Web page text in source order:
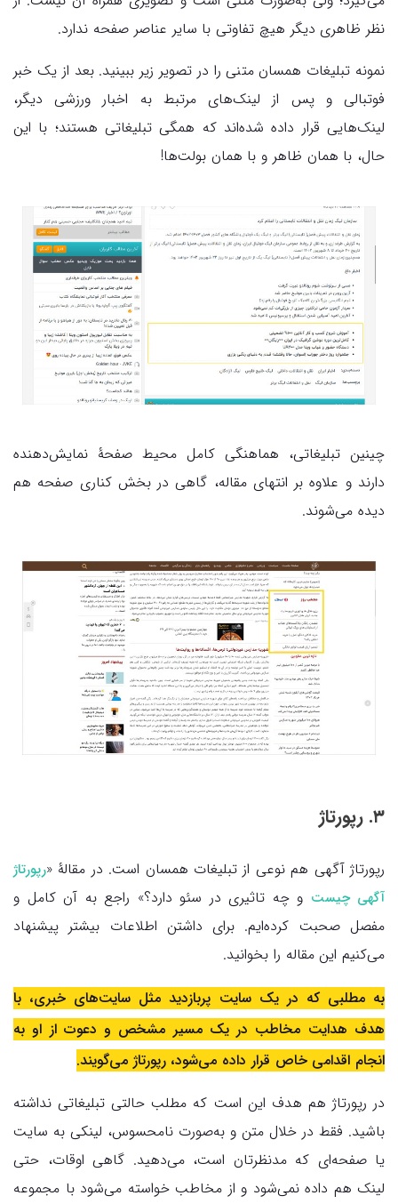
نظر ظاهری دیگر هیچ تفاوتی با سایر عناصر صفحه ندارد.
نمونه تبلیغات همسان متنی را در تصویر زیر ببینید. بعد از یک خبر
فوتبالی و پس از لینک‌های مرتبط به اخبار ورزشی دیگر،
لینک‌هایی قرار داده شده‌اند که همگی تبلیغاتی هستند؛ با این
حال، با همان ظاهر و با همان بولت‌ها!
چینین تبلیغاتی، هماهنگی کامل محیط صفحۀ نمایش‌دهنده
دارند و علاوه‌ بر انتهای مقاله، گاهی در بخش کناری صفحه هم
دیده می‌شوند.
۳. رپورتاژ
رپورتاژ آگهی هم نوعی از تبلیغات همسان است. در مقالۀ «رپورتاژ
آگهی چیست و چه تاثیری در سئو دارد؟‌» راجع به آن کامل و
مفصل صحبت کرده‌ایم. برای داشتن اطلاعات بیشتر پیشنهاد
می‌کنیم این مقاله را بخوانید.
به مطلبی که در یک سایت پربازدید مثل سایت‌های خبری، با
هدف هدایت مخاطب در یک مسیر مشخص و دعوت از او به
انجام اقدامی خاص قرار داده می‌شود، رپورتاژ می‌گویند.
در رپورتاژ هم هدف این است که مطلب حالتی تبلیغاتی نداشته
باشید. فقط در خلال متن و به‌صورت نامحسوس، لینکی به سایت
یا صفحه‌ای که مدنظرتان است، می‌دهید. گاهی اوقات، حتی
لینک هم داده نمی‌شود و از مخاطب خواسته می‌شود با مجموعه